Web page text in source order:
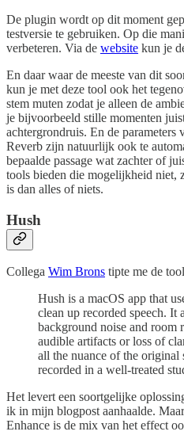
De plugin wordt op dit moment
testversie te gebruiken. Op die
verbeteren. Via de website kun je
En daar waar de meeste van dit
kun je met deze tool ook het
stem muten zodat je alleen de
je bijvoorbeeld stille momenten
achtergrondruis. En de
Reverb zijn natuurlijk ook te
bepaalde passage wat zachter of
tools bieden die mogelijkheid niet,
is dan alles of niets.
Hush
Collega Wim Brons tipte me de tool
Hush is a macOS app that
clean up recorded speech. It
background noise and
audible artifacts or loss of
all the nuance of the original
recorded in a well-treated
Het levert een soortgelijke
ik in mijn blogpost aanhaalde.
Enhance is de mix van het effect